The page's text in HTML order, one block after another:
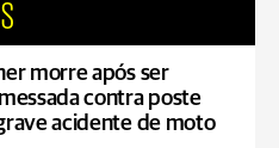
morre após ser
contra poste
acidente de moto